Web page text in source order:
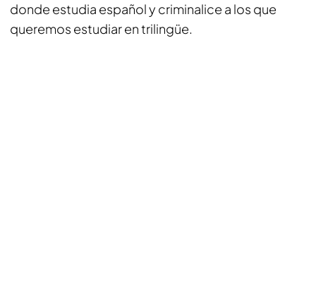
donde estudia español y criminalice a los que
queremos estudiar en trilingüe.